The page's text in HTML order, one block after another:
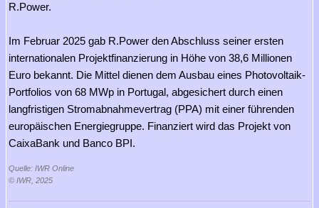
R.Power.
Im Februar 2025 gab R.Power den Abschluss seiner ersten
internationalen Projektfinanzierung in Höhe von 38,6 Millionen
Euro bekannt. Die Mittel dienen dem Ausbau eines Photovoltaik-
Portfolios von 68 MWp in Portugal, abgesichert durch einen
langfristigen Stromabnahmevertrag (PPA) mit einer führenden
europäischen Energiegruppe. Finanziert wird das Projekt von
CaixaBank und Banco BPI.
Quelle: IWR Online
© IWR, 2025